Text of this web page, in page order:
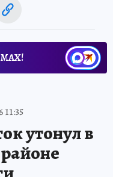
11:35
утонул в